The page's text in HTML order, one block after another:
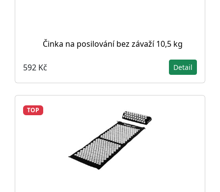
Činka na posilování bez závaží 10,5 kg
592 Kč Detail
TOP